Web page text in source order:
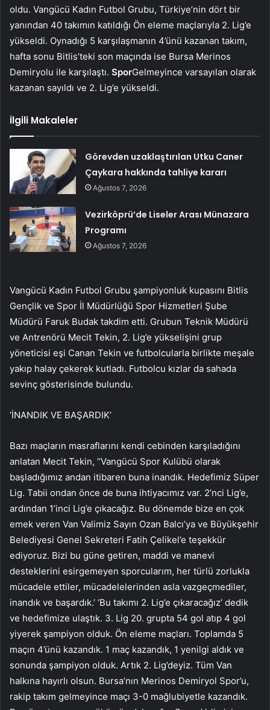
oldu. Vangücü Kadın Futbol Grubu, Türkiye’nin dört bir
yanından 40 takımın katıldığı Ön eleme maçlarıyla 2. Lig’e
yükseldi. Oynadığı 5 karşılaşmanın 4’ünü kazanan takım,
hafta sonu Bitlis’teki son maçında ise Bursa Merinos
Demiryolu ile karşılaştı. SporGelmeyince varsayılan olarak
kazanan sayıldı ve 2. Lig’e yükseldi.
İlgili Makaleler
Görevden uzaklaştırılan Utku Caner
Çaykara hakkında tahliye kararı
Ağustos 7, 2026
Vezirköprü’de Liseler Arası Münazara
Programı
Ağustos 7, 2026
Vangücü Kadın Futbol Grubu şampiyonluk kupasını Bitlis
Gençlik ve Spor İl Müdürlüğü Spor Hizmetleri Şube
Müdürü Faruk Budak takdim etti. Grubun Teknik Müdürü
ve Antrenörü Mecit Tekin, 2. Lig’e yükselişini grup
yöneticisi eşi Canan Tekin ve futbolcularla birlikte meşale
yakıp halay çekerek kutladı. Futbolcu kızlar da sahada
sevinç gösterisinde bulundu.
‘İNANDIK VE BAŞARDIK’
Bazı maçların masraflarını kendi cebinden karşıladığını
anlatan Mecit Tekin, “Vangücü Spor Kulübü olarak
başladığımız andan itibaren buna inandık. Hedefimiz Süper
Lig. Tabii ondan önce de buna ihtiyacımız var. 2’nci Lig’e,
ardından 1’inci Lig’e çıkacağız. Bu dönemde bize en çok
emek veren Van Valimiz Sayın Ozan Balcı’ya ve Büyükşehir
Belediyesi Genel Sekreteri Fatih Çelikel’e teşekkür
ediyoruz. Bizi bu güne getiren, maddi ve manevi
desteklerini esirgemeyen sporcularım, her türlü zorlukla
mücadele ettiler, mücadelelerinden asla vazgeçmediler,
inandık ve başardık.’ ‘Bu takımı 2. Lig’e çıkaracağız’ dedik
ve hedefimize ulaştık. 3. Lig 20. grupta 54 gol atıp 4 gol
yiyerek şampiyon olduk. Ön eleme maçları. Toplamda 5
maçın 4’ünü kazandık. 1 maç kazandık, 1 yenilgi aldık ve
sonunda şampiyon olduk. Artık 2. Lig’deyiz. Tüm Van
halkına hayırlı olsun. Bursa’nın Merinos Demiryol Spor’u,
rakip takım gelmeyince maçı 3-0 mağlubiyetle kazandık.